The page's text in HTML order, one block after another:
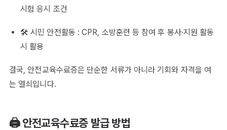
시험 응시 조건
🛠️ 시민 안전활동 : CPR, 소방훈련 등 참여 후 봉사·지원 활동
시 활용
결국, 안전교육수료증은 단순한 서류가 아니라 기회와 자격을 여
는 열쇠입니다.
🖨️ 안전교육수료증 발급 방법